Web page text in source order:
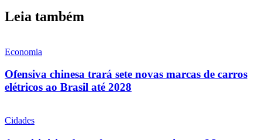
Leia também
Economia
Ofensiva chinesa trará sete novas marcas de carros
elétricos ao Brasil até 2028
Cidades